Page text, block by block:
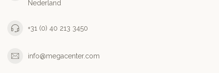
Nederland
+31 (0) 40 213 3450
info@megacenter.com